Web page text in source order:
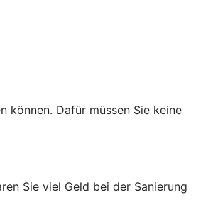
können. Dafür müssen Sie keine
Sie viel Geld bei der Sanierung